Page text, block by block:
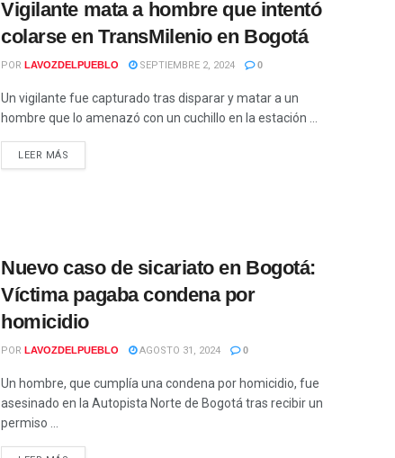
Vigilante mata a hombre que intentó
colarse en TransMilenio en Bogotá
POR LAVOZDELPUEBLO SEPTIEMBRE 2, 2024 0
Un vigilante fue capturado tras disparar y matar a un
hombre que lo amenazó con un cuchillo en la estación ...
LEER MÁS
Nuevo caso de sicariato en Bogotá:
Víctima pagaba condena por
homicidio
POR LAVOZDELPUEBLO AGOSTO 31, 2024 0
Un hombre, que cumplía una condena por homicidio, fue
asesinado en la Autopista Norte de Bogotá tras recibir un
permiso ...